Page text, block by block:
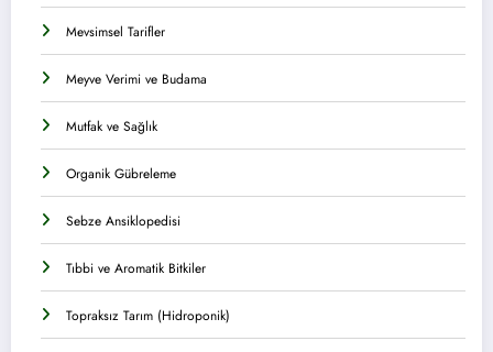
Mevsimsel Tarifler
Meyve Verimi ve Budama
Mutfak ve Sağlık
Organik Gübreleme
Sebze Ansiklopedisi
Tıbbi ve Aromatik Bitkiler
Topraksız Tarım (Hidroponik)